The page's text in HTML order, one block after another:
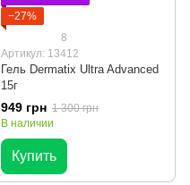
−27%
8
Артикул: 13412
Гель Dermatix Ultra Advanced
15г
949 грн 1 300 грн
В наличии
Купить